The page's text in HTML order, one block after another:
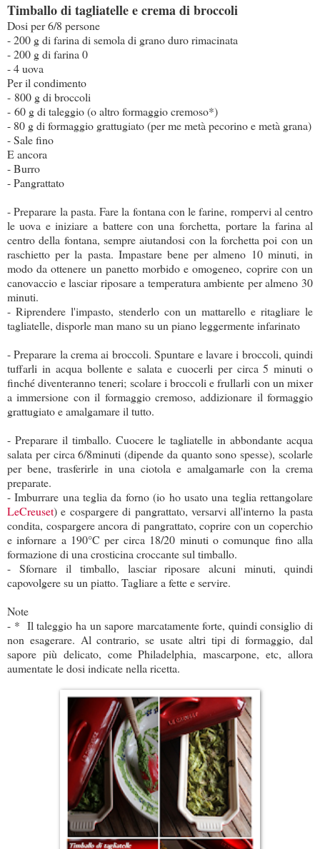
Timballo di tagliatelle e crema di broccoli
Dosi per 6/8 persone
- 200 g di farina di semola di grano duro rimacinata
- 200 g di farina 0
- 4 uova
Per il condimento
- 800 g di broccoli
- 60 g di taleggio (o altro formaggio cremoso*)
- 80 g di formaggio grattugiato (per me metà pecorino e metà grana)
- Sale fino
E ancora
- Burro
- Pangrattato
- Preparare la pasta. Fare la fontana con le farine, rompervi al centro
le uova e iniziare a battere con una forchetta, portare la farina al
centro della fontana, sempre aiutandosi con la forchetta poi con un
raschietto per la pasta. Impastare bene per almeno 10 minuti, in
modo da ottenere un panetto morbido e omogeneo, coprire con un
canovaccio e lasciar riposare a temperatura ambiente per almeno 30
minuti.
- Riprendere l'impasto, stenderlo con un mattarello e ritagliare le
tagliatelle, disporle man mano su un piano leggermente infarinato
- Preparare la crema ai broccoli. Spuntare e lavare i broccoli, quindi
tuffarli in acqua bollente e salata e cuocerli per circa 5 minuti o
finché diventeranno teneri; scolare i broccoli e frullarli con un mixer
a immersione con il formaggio cremoso, addizionare il formaggio
grattugiato e amalgamare il tutto.
- Preparare il timballo. Cuocere le tagliatelle in abbondante acqua
salata per circa 6/8minuti (dipende da quanto sono spesse), scolarle
per bene, trasferirle in una ciotola e amalgamarle con la crema
preparate.
- Imburrare una teglia da forno (io ho usato una teglia rettangolare
LeCreuset) e cospargere di pangrattato, versarvi all'interno la pasta
condita, cospargere ancora di pangrattato, coprire con un coperchio
e infornare a 190°C per circa 18/20 minuti o comunque fino alla
formazione di una crosticina croccante sul timballo.
- Sfornare il timballo, lasciar riposare alcuni minuti, quindi
capovolgere su un piatto. Tagliare a fette e servire.
Note
- * Il taleggio ha un sapore marcatamente forte, quindi consiglio di
non esagerare. Al contrario, se usate altri tipi di formaggio, dal
sapore più delicato, come Philadelphia, mascarpone, etc, allora
aumentate le dosi indicate nella ricetta.